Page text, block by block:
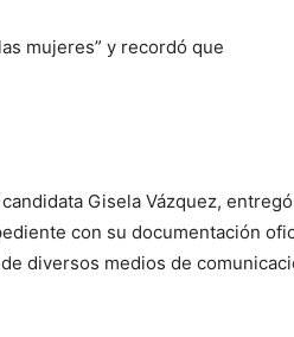
mujeres” y recordó que
Gisela Vázquez,
con su documentación
diversos medios de